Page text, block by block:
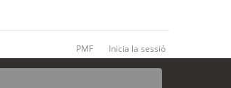
PMF Inicia la sessió